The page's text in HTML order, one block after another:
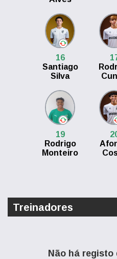
16
Santiago
Silva
19
Rodrigo
Monteiro
Treinadores
Não há